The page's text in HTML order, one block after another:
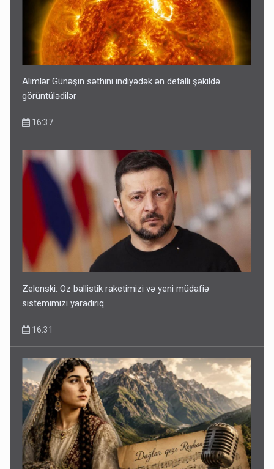
Alimlər Günəşin səthini indiyədək ən detallı şəkildə
görüntülədilər
16:37
Zelenski: Öz ballistik raketimizi və yeni müdafiə
sistemimizi yaradırıq
16:31